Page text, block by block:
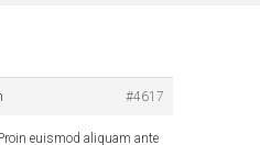
#4617
euismod aliquam ante